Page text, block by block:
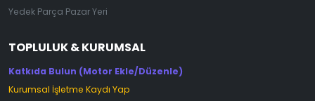
Yedek Parça Pazar Yeri
TOPLULUK & KURUMSAL
Katkıda Bulun (Motor Ekle/Düzenle)
Kurumsal İşletme Kaydı Yap